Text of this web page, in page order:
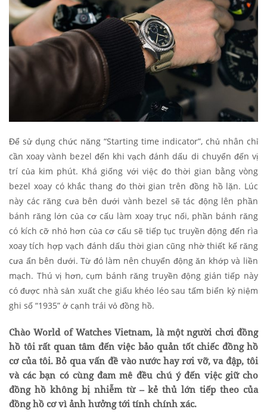
Để sử dụng chức năng “Starting time indicator”, chủ nhân chỉ
cần xoay vành bezel đến khi vạch đánh dấu di chuyển đến vị
trí của kim phút. Khá giống với việc đo thời gian bằng vòng
bezel xoay có khắc thang đo thời gian trên đồng hồ lặn. Lúc
này các răng cưa bên dưới vành bezel sẽ tác động lên phần
bánh răng lớn của cơ cấu làm xoay trục nối, phần bánh răng
có kích cỡ nhỏ hơn của cơ cấu sẽ tiếp tục truyền động đến rìa
xoay tích hợp vạch đánh dấu thời gian cũng nhờ thiết kế răng
cưa ẩn bên dưới. Từ đó làm nên chuyển động ăn khớp và liền
mạch. Thú vị hơn, cụm bánh răng truyền động gián tiếp này
có được nhà sản xuất che giấu khéo léo sau tấm biển kỷ niệm
ghi số “1935” ở cạnh trái vỏ đồng hồ.
Chào World of Watches Vietnam, là một người chơi đồng
hồ tôi rất quan tâm đến việc bảo quản tốt chiếc đồng hồ
cơ của tôi. Bỏ qua vấn đề vào nước hay rơi vỡ, va đập, tôi
và các bạn có cùng đam mê đều chú ý đến việc giữ cho
đồng hồ không bị nhiễm từ – kẻ thủ lớn tiếp theo của
đồng hồ cơ vì ảnh hưởng tới tính chính xác.